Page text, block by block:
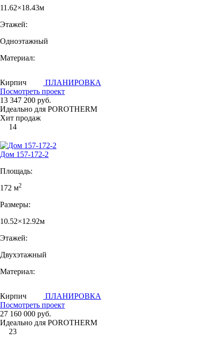
11.62×18.43м
Этажей:
Одноэтажный
Материал:
Кирпич
ПЛАНИРОВКА
Посмотреть проект
13 347 200 руб.
Идеально для POROTHERM
Хит продаж
14
Дом 157-172-2
Площадь:
172 м2
Размеры:
10.52×12.92м
Этажей:
Двухэтажный
Материал:
Кирпич
ПЛАНИРОВКА
Посмотреть проект
27 160 000 руб.
Идеально для POROTHERM
23